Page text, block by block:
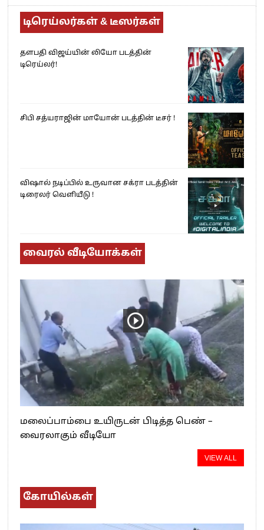
டிரெய்லர்கள் & டீஸர்கள்
தளபதி விஜய்யின் லியோ படத்தின்
டிரெய்லர்!
சிபி சத்யராஜின் மாயோன் படத்தின் டீசர் !
விஷால் நடிப்பில் உருவான சக்ரா படத்தின்
டிரைலர் வெளியீடு !
வைரல் வீடியோக்கள்
மலைப்பாம்பை உயிருடன் பிடித்த பெண் –
வைரலாகும் வீடியோ
VIEW ALL
கோயில்கள்